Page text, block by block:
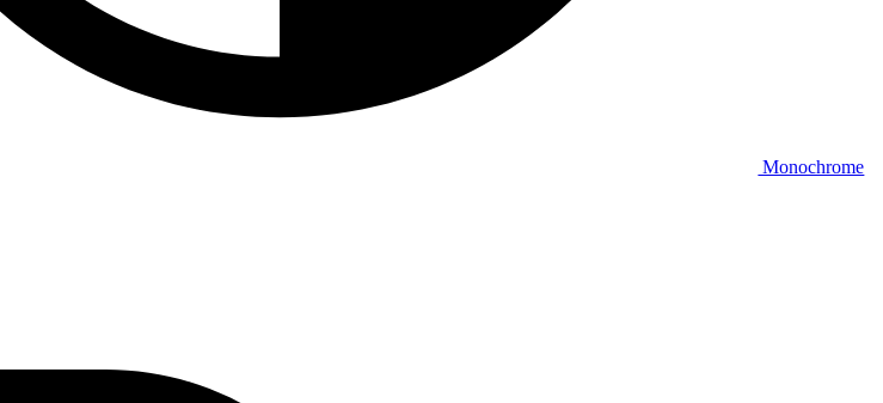
Monochrome